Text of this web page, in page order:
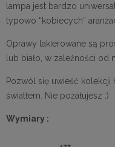
lampa jest bardzo
typowo “kobiecych”
Oprawy lakierowane są
lub biało, w zależności od
Pozwól się uwieść kolekcji
światłem. Nie pożałujesz :)
Wymiary :